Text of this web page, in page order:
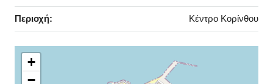
Περιοχή: Κέντρο Κορίνθου
+
−